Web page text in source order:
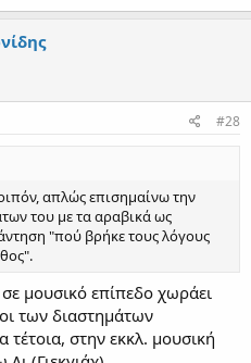
#28
απλώς επισημαίνω την
του με τα αραβικά ως
"πού βρήκε τους λόγους
μουσικό επίπεδο χωράει
των διαστημάτων
στην εκκλ. μουσική